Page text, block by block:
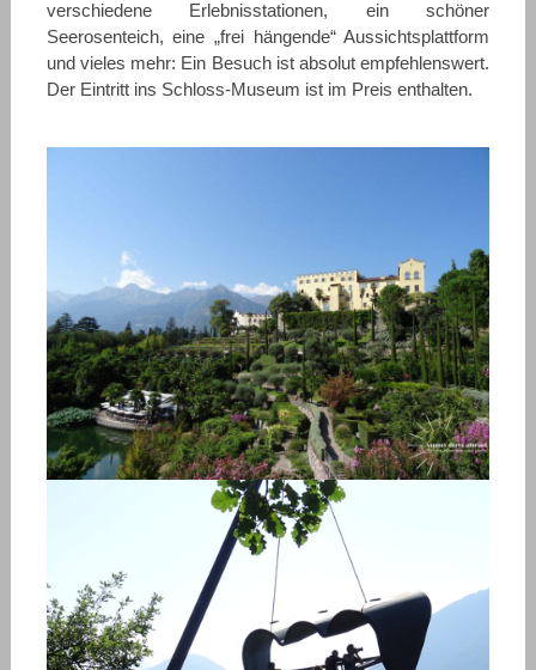
verschiedene Erlebnisstationen, ein schöner
Seerosenteich, eine „frei hängende“ Aussichtsplattform
und vieles mehr: Ein Besuch ist absolut empfehlenswert.
Der Eintritt ins Schloss-Museum ist im Preis enthalten.